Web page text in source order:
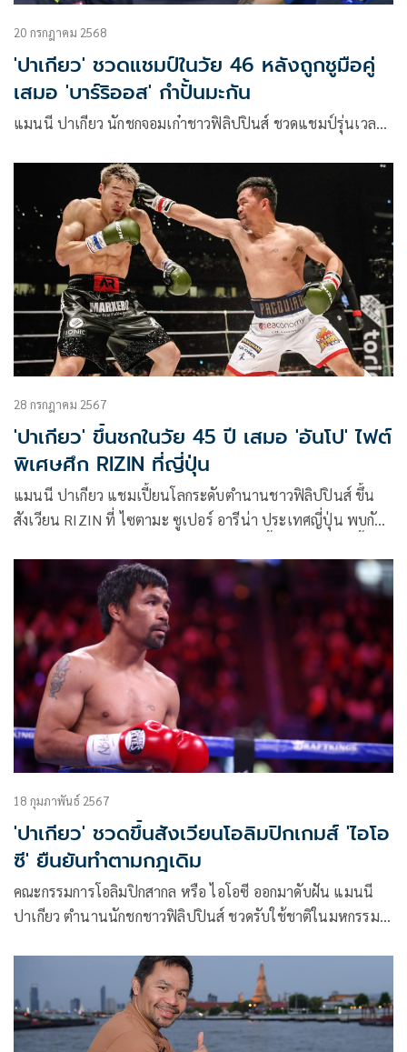
20 กรกฎาคม 2568
'ปาเกียว' ชวดแชมป์ในวัย 46 หลังถูกชูมือคู่
เสมอ 'บาร์ริออส' กำปั้นมะกัน
แมนนี ปาเกียว นักชกจอมเก๋าชาวฟิลิปปินส์ ชวดแชมป์รุ่นเวล…
28 กรกฎาคม 2567
'ปาเกียว' ขึ้นชกในวัย 45 ปี เสมอ 'อันโป' ไฟต์
พิเศษศึก RIZIN ที่ญี่ปุ่น
แมนนี ปาเกียว แชมเปี้ยนโลกระดับตำนานชาวฟิลิปปินส์ ขึ้น
สังเวียน RIZIN ที่ ไซตามะ ซูเปอร์ อารีน่า ประเทศญี่ปุ่น พบกับ
แฟนหมัดมวยเข้าไปชมถึง 48,117 คน เมื่อ 28 ก.ค.ที่ผ่านมา
18 กุมภาพันธ์ 2567
'ปาเกียว' ชวดขึ้นสังเวียนโอลิมปิกเกมส์ 'ไอโอ
ซี' ยืนยันทำตามกฎเดิม
คณะกรรมการโอลิมปิกสากล หรือ ไอโอซี ออกมาดับฝัน แมนนี
ปาเกียว ตำนานนักชกชาวฟิลิปปินส์ ชวดรับใช้ชาติในมหกรรม
ยืนยันว่าทุกอย่างต้องเป็นไปตามกฎ